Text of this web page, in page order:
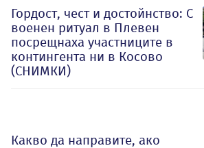
Гордост, чест и достойнство: С
военен ритуал в Плевен
посрещнаха участниците в
контингента ни в Косово
(СНИМКИ)
Какво да направите, ако